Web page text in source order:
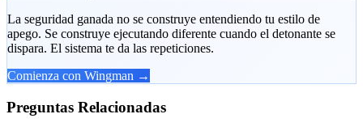
La seguridad ganada no se construye entendiendo tu estilo de
apego. Se construye ejecutando diferente cuando el detonante se
dispara. El sistema te da las repeticiones.
Comienza con Wingman →
Preguntas Relacionadas